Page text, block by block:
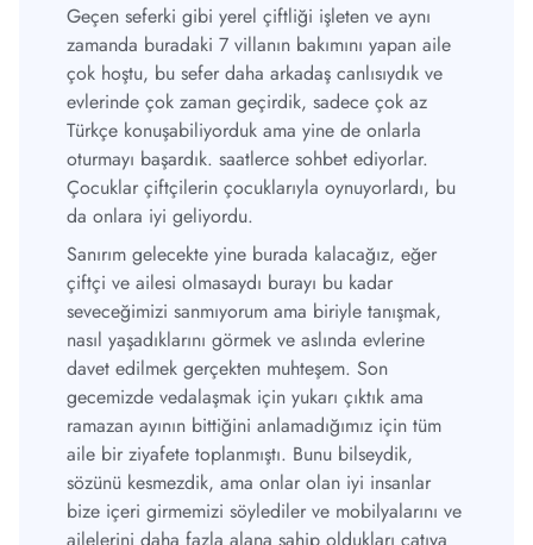
Geçen seferki gibi yerel çiftliği işleten ve aynı
zamanda buradaki 7 villanın bakımını yapan aile
çok hoştu, bu sefer daha arkadaş canlısıydık ve
evlerinde çok zaman geçirdik, sadece çok az
Türkçe konuşabiliyorduk ama yine de onlarla
oturmayı başardık. saatlerce sohbet ediyorlar.
Çocuklar çiftçilerin çocuklarıyla oynuyorlardı, bu
da onlara iyi geliyordu.
Sanırım gelecekte yine burada kalacağız, eğer
çiftçi ve ailesi olmasaydı burayı bu kadar
seveceğimizi sanmıyorum ama biriyle tanışmak,
nasıl yaşadıklarını görmek ve aslında evlerine
davet edilmek gerçekten muhteşem. Son
gecemizde vedalaşmak için yukarı çıktık ama
ramazan ayının bittiğini anlamadığımız için tüm
aile bir ziyafete toplanmıştı. Bunu bilseydik,
sözünü kesmezdik, ama onlar olan iyi insanlar
bize içeri girmemizi söylediler ve mobilyalarını ve